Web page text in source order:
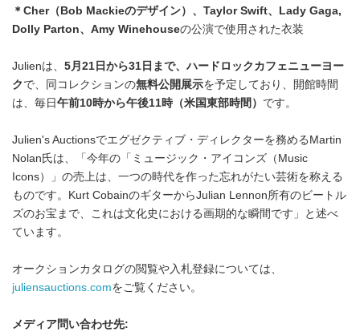
＊Cher（ Bob Mackieのデザイン）、 Taylor Swift、
Lady Gaga,
Dolly Parton、 Amy Winehouseの公演で使用された衣装
Julienは、 5月 21 日から31 日まで、ハードロックカフェニューヨー
ク で、同コレクションの無料公開展示を予定しており、開館時間
は、毎日 午前10時から午後11時（米国東部時間） です。
Julien's Auctionsでエグゼクティブ・ディレクターを務めるMartin
Nolan氏は、「今年の「ミュージック・アイコンズ（Music
Icons）」の売上は、一つの時代を作った忘れがたい芸術を称える
ものです。Kurt CobainのギターからJulian Lennon所有のビートル
ズのお宝まで、これは文化史における画期的な瞬間です」と述べ
ています。
オークションカタログの閲覧や入札登録については、
juliensauctions.comをご覧ください。
メディア問い合わせ先: